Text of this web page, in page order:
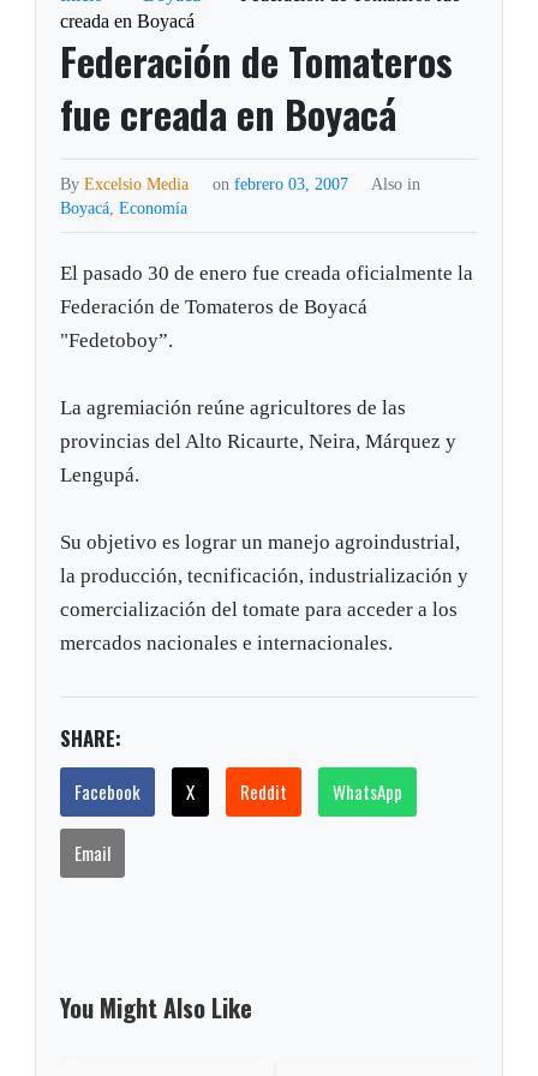
creada en Boyacá
Federación de Tomateros
fue creada en Boyacá
ByExcelsio Media on febrero 03, 2007
Also in
Boyacá,Economía
El pasado 30 de enero fue creada oficialmente la
Federación de Tomateros de Boyacá
"Fedetoboy”.
La agremiación reúne agricultores de las
provincias del Alto Ricaurte, Neira, Márquez y
Lengupá.
Su objetivo es lograr un manejo agroindustrial,
la producción, tecnificación, industrialización y
comercialización del tomate para acceder a los
mercados nacionales e internacionales.
SHARE:
Facebook X Reddit WhatsApp
Email
You Might Also Like